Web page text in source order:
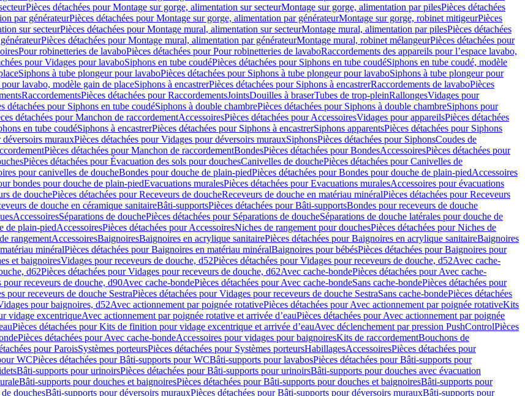
Pièces détachées pour Montage sur gorge, alimentation sur secteurMontage sur gorge, alimentation par pilesPièces détachées
par générateurPièces détachées pour Montage sur gorge, alimentation par générateurMontage sur gorge, robinet mitigeurPièces
sur secteurPièces détachées pour Montage mural, alimentation sur secteurMontage mural, alimentation par pilesPièces détachées
Pièces détachées pour Montage mural, alimentation par générateurMontage mural, robinet mélangeurPièces détachées pour
Pour robinetteries de lavaboPièces détachées pour Pour robinetteries de lavaboRaccordements des appareils pour l’espace lavabo,
pour Vidages pour lavaboSiphons en tube coudéPièces détachées pour Siphons en tube coudéSiphons en tube coudé, modèle
Siphons à tube plongeur pour lavaboPièces détachées pour Siphons à tube plongeur pour lavaboSiphons à tube plongeur pour
lavabo, modèle gain de placeSiphons à encastrerPièces détachées pour Siphons à encastrerRaccordements de lavaboPièces
RaccordementsPièces détachées pour RaccordementsJointsDouilles à braserTubes de trop-pleinRallongesVidages pour
détachées pour Siphons en tube coudéSiphons à double chambrePièces détachées pour Siphons à double chambreSiphons pour
détachées pour Manchon de raccordementAccessoiresPièces détachées pour AccessoiresVidages pour appareilsPièces détachées
en tube coudéSiphons à encastrerPièces détachées pour Siphons à encastrerSiphons apparentsPièces détachées pour Siphons
murauxPièces détachées pour Vidages pour déversoirs murauxSiphonsPièces détachées pour SiphonsCoudes de
Pièces détachées pour Manchon de raccordementBondesPièces détachées pour BondesAccessoiresPièces détachées pour
Pièces détachées pour Évacuation des sols pour douchesCanivelles de douchePièces détachées pour Canivelles de
pour canivelles de doucheBondes pour douche de plain-piedPièces détachées pour Bondes pour douche de plain-piedAccessoires
bondes pour douche de plain-piedEvacuations muralesPièces détachées pour Evacuations muralesAccessoires pour évacuations
de douchePièces détachées pour Receveurs de doucheReceveurs de douche en matériau minéralPièces détachées pour Receveurs
de douche en céramique sanitaireBâti-supportsPièces détachées pour Bâti-supportsBondes pour receveurs de douche
AccessoiresSéparations de douchePièces détachées pour Séparations de doucheSéparations de douche latérales pour douche de
de plain-piedAccessoiresPièces détachées pour AccessoiresNiches de rangement pour douchesPièces détachées pour Niches de
rangementAccessoiresBaignoiresBaignoires en acrylique sanitairePièces détachées pour Baignoires en acrylique sanitaireBaignoires
minéralPièces détachées pour Baignoires en matériau minéralBaignoires pour bébésPièces détachées pour Baignoires pour
et baignoiresVidages pour receveurs de douche, d52Pièces détachées pour Vidages pour receveurs de douche, d52Avec cache-
d62Pièces détachées pour Vidages pour receveurs de douche, d62Avec cache-bondePièces détachées pour Avec cache-
pour receveurs de douche, d90Avec cache-bondePièces détachées pour Avec cache-bondeSans cache-bondePièces détachées pour
pour receveurs de douche SestraPièces détachées pour Vidages pour receveurs de douche SestraSans cache-bondePièces détachées
pour baignoires, d52Avec actionnement par poignée rotativePièces détachées pour Avec actionnement par poignée rotativeKits
vidage excentriqueAvec actionnement par poignée rotative et arrivée d’eauPièces détachées pour Avec actionnement par poignée
Pièces détachées pour Kits de finition pour vidage excentrique et arrivée d’eauAvec déclenchement par pression PushControlPièces
Pièces détachées pour Avec cache-bondeAccessoires pour vidages pour baignoiresKits de raccordementBouchons de
pour ParoisSystèmes porteursPièces détachées pour Systèmes porteursHabillagesAccessoiresPièces détachées pour
WCPièces détachées pour Bâti-supports pour WCBâti-supports pour lavabosPièces détachées pour Bâti-supports pour
Bâti-supports pour urinoirsPièces détachées pour Bâti-supports pour urinoirsBâti-supports pour douches avec évacuation
Bâti-supports pour douches et baignoiresPièces détachées pour Bâti-supports pour douches et baignoiresBâti-supports pour
douchesBâti-supports pour déversoirs murauxPièces détachées pour Bâti-supports pour déversoirs murauxBâti-supports pour